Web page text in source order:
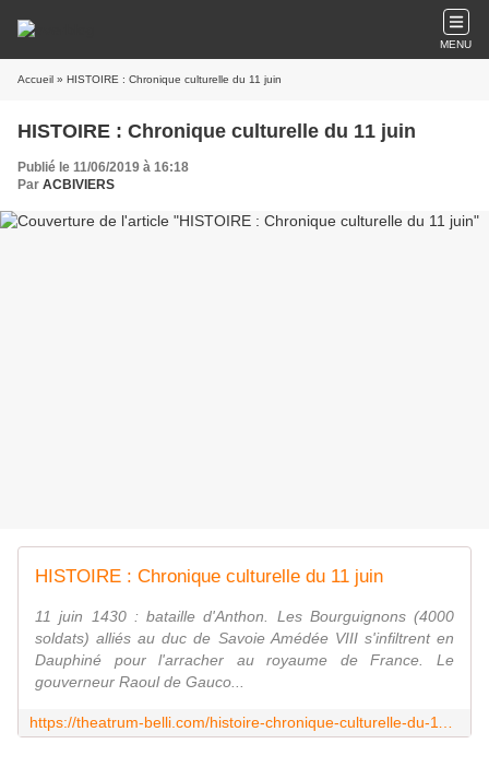
MENU
Accueil » HISTOIRE : Chronique culturelle du 11 juin
HISTOIRE : Chronique culturelle du 11 juin
Publié le 11/06/2019 à 16:18
Par ACBIVIERS
HISTOIRE : Chronique culturelle du 11 juin
11 juin 1430 : bataille d'Anthon. Les Bourguignons (4000
soldats) alliés au duc de Savoie Amédée VIII s'infiltrent en
Dauphiné pour l'arracher au royaume de France. Le
gouverneur Raoul de Gauco...